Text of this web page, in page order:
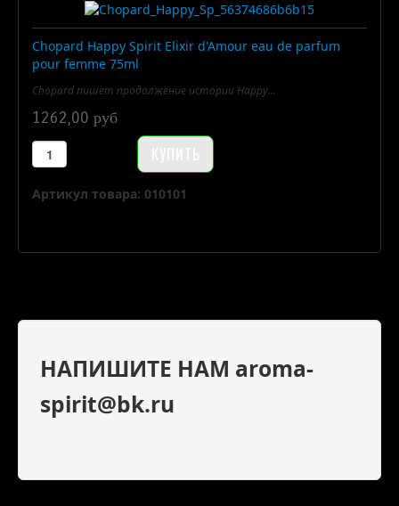
Chopard Happy Spirit Elixir d'Amour eau de parfum
pour femme 75ml
Chopard пишет продолжение истории Happy...
1262,00 руб
Артикул товара: 010101
НАПИШИТЕ НАМ aroma-
spirit@bk.ru